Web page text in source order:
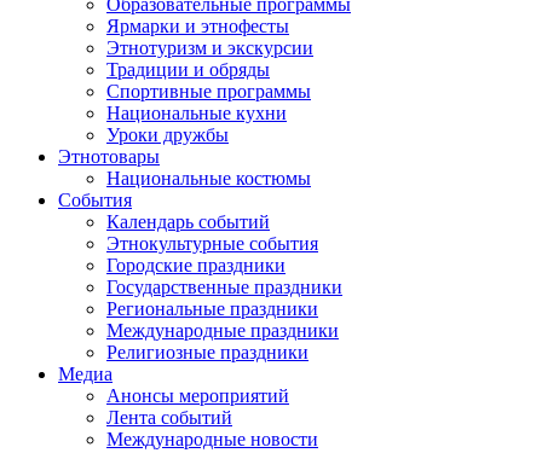
Образовательные программы
Ярмарки и этнофесты
Этнотуризм и экскурсии
Традиции и обряды
Спортивные программы
Национальные кухни
Уроки дружбы
Этнотовары
Национальные костюмы
События
Календарь событий
Этнокультурные события
Городские праздники
Государственные праздники
Региональные праздники
Международные праздники
Религиозные праздники
Медиа
Анонсы мероприятий
Лента событий
Международные новости